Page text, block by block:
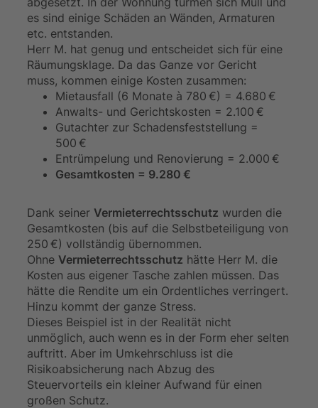
es sind einige Schäden an Wänden, Armaturen
etc. entstanden.
Herr M. hat genug und entscheidet sich für eine
Räumungsklage. Da das Ganze vor Gericht
muss, kommen einige Kosten zusammen:
Mietausfall (6 Monate à 780 €) = 4.680 €
Anwalts- und Gerichtskosten = 2.100 €
Gutachter zur Schadensfeststellung =
500 €
Entrümpelung und Renovierung = 2.000 €
Gesamtkosten = 9.280 €
Dank seinerVermieterrechtsschutz wurden die
Gesamtkosten (bis auf die Selbstbeteiligung von
250 €) vollständig übernommen.
OhneVermieterrechtsschutz hätte Herr M. die
Kosten aus eigener Tasche zahlen müssen. Das
hätte die Rendite um ein Ordentliches verringert.
Hinzu kommt der ganze Stress.
Dieses Beispiel ist in der Realität nicht
unmöglich, auch wenn es in der Form eher selten
auftritt. Aber im Umkehrschluss ist die
Risikoabsicherung nach Abzug des
Steuervorteils ein kleiner Aufwand für einen
großen Schutz.